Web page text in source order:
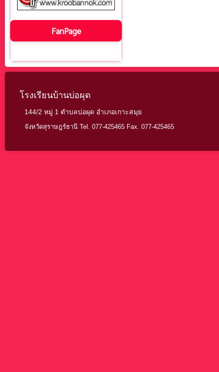
FanPage
โรงเรียนบ้านบ่อผุด
144/2 หมู่ 1 ตำบลบ่อผุด อำเภอเกาะสมุย
จังหวัดสุราษฎร์ธานี Tel. 077-425465 Fax. 077-425465